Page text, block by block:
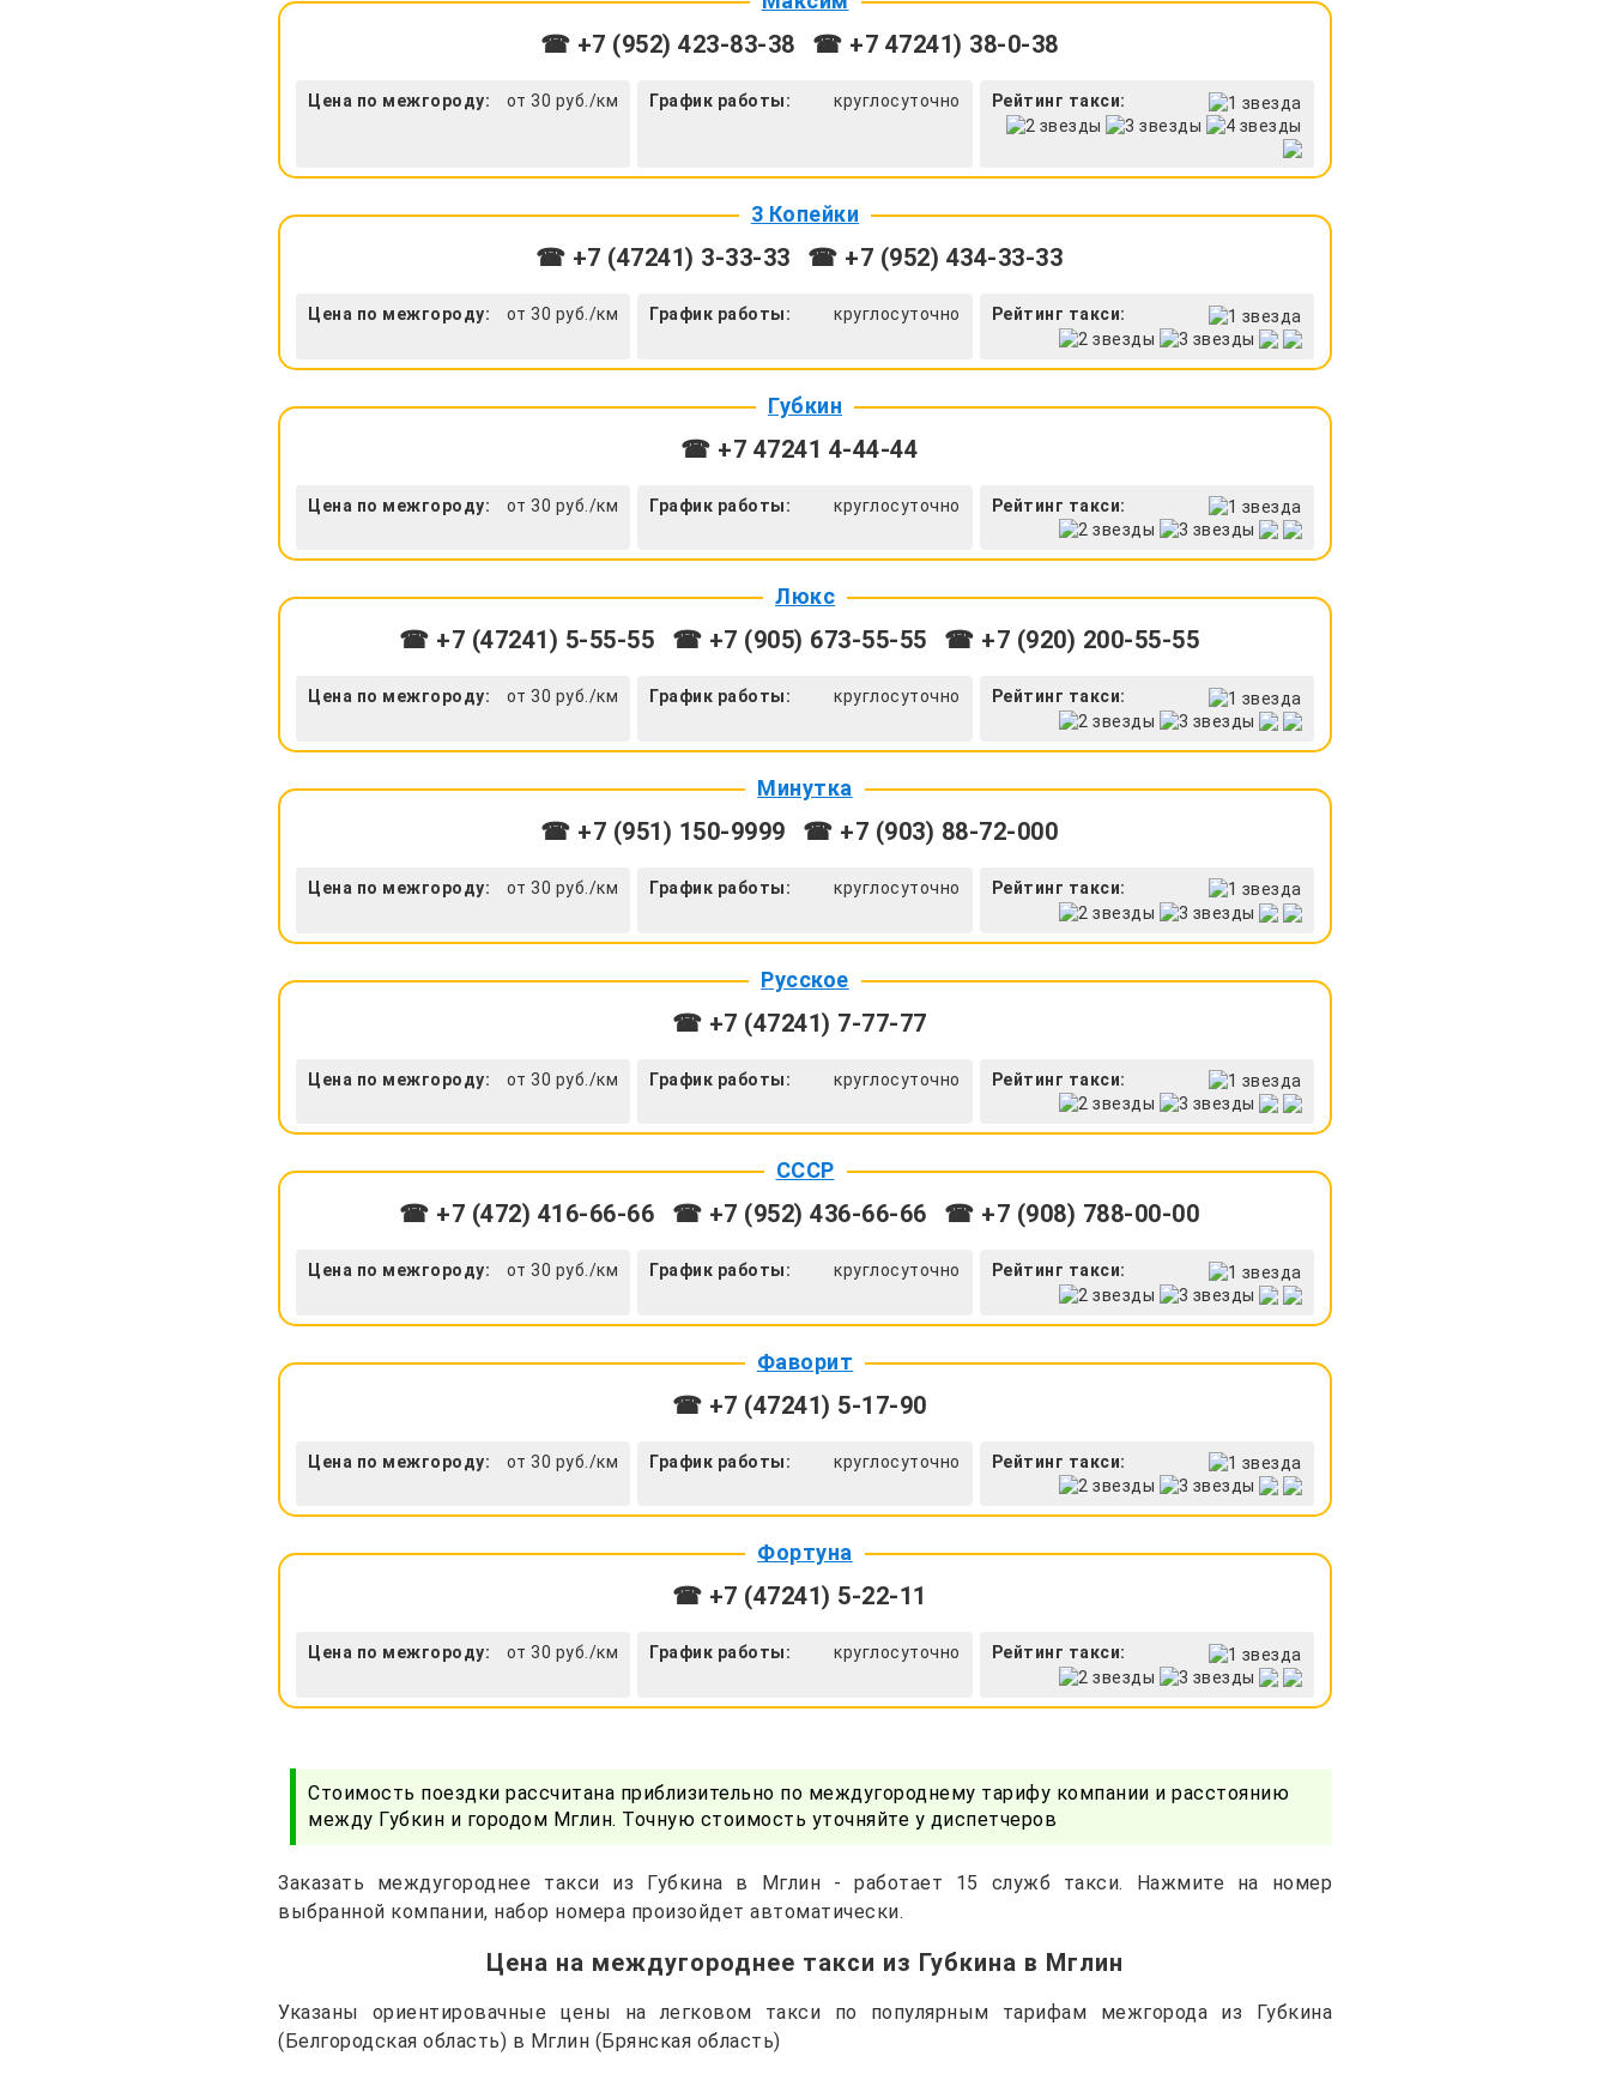
☎ +7 (952) 423-83-38 ☎ +7 47241) 38-0-38
Цена по межгороду: от 30 руб./км График работы: круглосуточно Рейтинг такси:
3 Копейки
☎ +7 (47241) 3-33-33 ☎ +7 (952) 434-33-33
Цена по межгороду: от 30 руб./км График работы: круглосуточно Рейтинг такси:
Губкин
☎ +7 47241 4‑44-44
Цена по межгороду: от 30 руб./км График работы: круглосуточно Рейтинг такси:
Люкс
☎ +7 (47241) 5-55-55 ☎ +7 (905) 673-55-55 ☎ +7 (920) 200-55-55
Цена по межгороду: от 30 руб./км График работы: круглосуточно Рейтинг такси:
Минутка
☎ +7 (951) 150-9999 ☎ +7 (903) 88-72-000
Цена по межгороду: от 30 руб./км График работы: круглосуточно Рейтинг такси:
Русское
☎ +7 (47241) 7-77-77
Цена по межгороду: от 30 руб./км График работы: круглосуточно Рейтинг такси:
СССР
☎ +7 (472) 416-66-66 ☎ +7 (952) 436-66-66 ☎ +7 (908) 788-00-00
Цена по межгороду: от 30 руб./км График работы: круглосуточно Рейтинг такси:
Фаворит
☎ +7 (47241) 5-17-90
Цена по межгороду: от 30 руб./км График работы: круглосуточно Рейтинг такси:
Фортуна
☎ +7 (47241) 5-22-11
Цена по межгороду: от 30 руб./км График работы: круглосуточно Рейтинг такси:
Стоимость поездки рассчитана приблизительно по междугороднему тарифу компании и расстоянию
между Губкин и городом Мглин. Точную стоимость уточняйте у диспетчеров
Заказать междугороднее такси из Губкина в Мглин - работает 15 служб такси. Нажмите на номер
выбранной компании, набор номера произойдет автоматически.
Цена на междугороднее такси из Губкина в Мглин
Указаны ориентировачные цены на легковом такси по популярным тарифам межгорода из Губкина
(Белгородская область) в Мглин (Брянская область)